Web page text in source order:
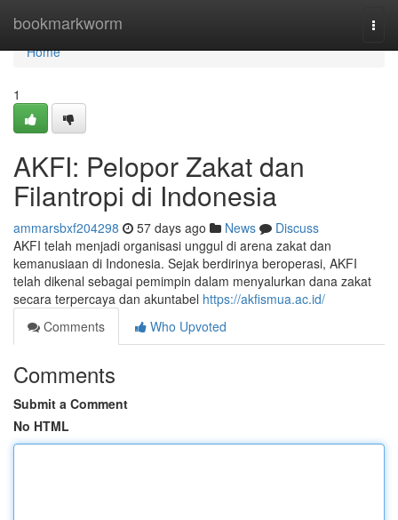
bookmarkworm
Home
Home
1
AKFI: Pelopor Zakat dan
Filantropi di Indonesia
ammarsbxf204298 57 days ago News
Discuss
AKFI telah menjadi organisasi unggul di arena zakat dan
kemanusiaan di Indonesia. Sejak berdirinya beroperasi, AKFI
telah dikenal sebagai pemimpin dalam menyalurkan dana zakat
secara terpercaya dan akuntabel https://akfismua.ac.id/
Comments
Who Upvoted
Comments
Submit a Comment
No HTML